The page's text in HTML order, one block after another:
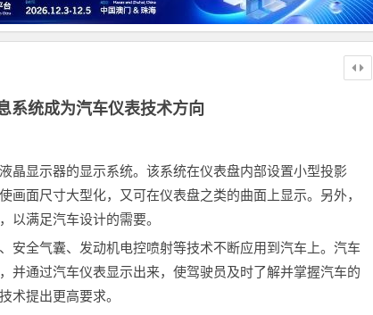
系统成为汽车仪表技术方向
晶显示器的显示系统。该系统在仪表盘内部设置小型投影
画面尺寸大型化，又可在仪表盘之类的曲面上显示。另外，
以满足汽车设计的需要。
全气囊、发动机电控喷射等技术不断应用到汽车上。汽车
并通过汽车仪表显示出来，使驾驶员及时了解并掌握汽车的
术提出更高要求。